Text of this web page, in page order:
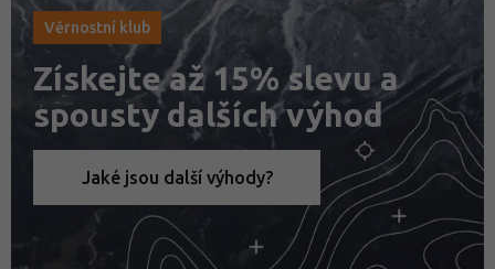
Věrnostní klub
Získejte až 15% slevu a
spousty dalších výhod
Jaké jsou další výhody?